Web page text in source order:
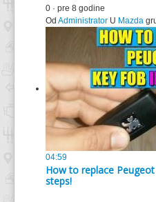
0 · pre 8 godine
Od Administrator U Mazda
04:59
How to replace
steps!